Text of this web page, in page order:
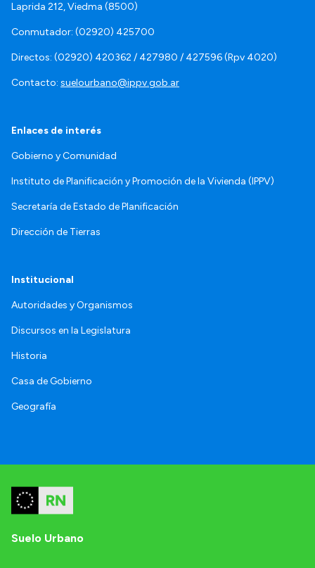
Laprida 212, Viedma (8500)
Conmutador: (02920) 425700
Directos: (02920) 420362 / 427980 / 427596 (Rpv 4020)
Contacto: suelourbano@ippv.gob.ar
Enlaces de interés
Gobierno y Comunidad
Instituto de Planificación y Promoción de la Vivienda (IPPV)
Secretaría de Estado de Planificación
Dirección de Tierras
Institucional
Autoridades y Organismos
Discursos en la Legislatura
Historia
Casa de Gobierno
Geografía
Suelo Urbano